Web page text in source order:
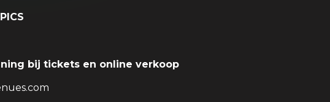
bij tickets en online verkoop